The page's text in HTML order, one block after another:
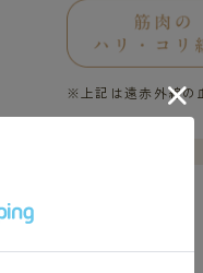
※上記は遠赤外線の
FEATURES 02